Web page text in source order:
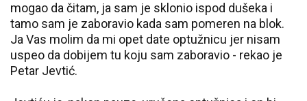
mogao da čitam, ja sam je sklonio ispod dušeka i
tamo sam je zaboravio kada sam pomeren na blok.
Ja Vas molim da mi opet date optužnicu jer nisam
uspeo da dobijem tu koju sam zaboravio - rekao je
Petar Jevtić.